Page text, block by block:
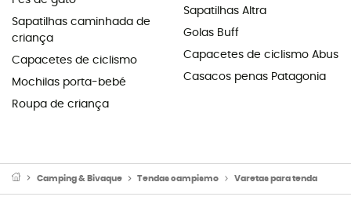
Sapatilhas caminhada de
criança
Capacetes de ciclismo
Mochilas porta-bebé
Roupa de criança
Sapatilhas Altra
Golas Buff
Capacetes de ciclismo Abus
Casacos penas Patagonia
Camping & Bivaque Tendas campismo Varetas para tenda